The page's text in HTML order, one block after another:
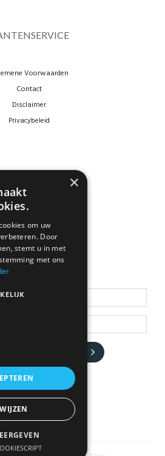
Voorwaarden
Contact
Disclaimer
Privacybeleid
Blijf op de hoogte
ME OP DE HOOGTE
×
om uw
Door
stemt u in met
met ons